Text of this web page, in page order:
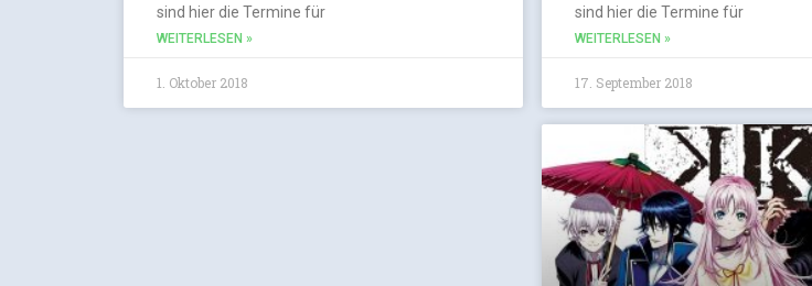
sind hier die Termine für
WEITERLESEN »
1. Oktober 2018
sind hier die Termine für
WEITERLESEN »
17. September 2018